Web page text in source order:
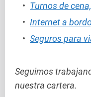
Turnos de
Internet a
Seguros para
Seguimos
nuestra cartera.